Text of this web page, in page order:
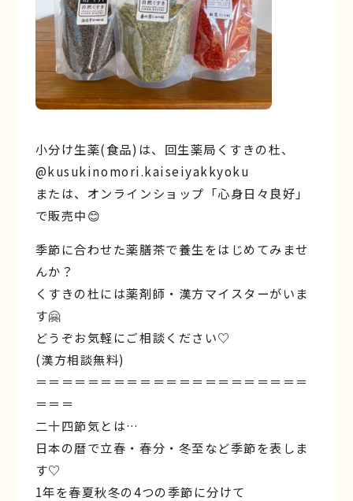
小分け生薬(食品)は、回生薬局くすきの杜、
@kusukinomori.kaiseiyakkyoku
または、オンラインショップ「心身日々良好」
で販売中😊
季節に合わせた薬膳茶で養生をはじめてみませ
んか？
くすきの杜には薬剤師・漢方マイスターがいま
す🤗
どうぞお気軽にご相談ください♡
(漢方相談無料)
＝＝＝＝＝＝＝＝＝＝＝＝＝＝＝＝＝＝＝＝＝
＝＝＝
二十四節気とは…
日本の暦で立春・春分・冬至など季節を表しま
す♡
1年を春夏秋冬の4つの季節に分けて